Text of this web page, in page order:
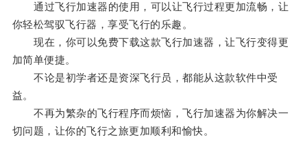
通过飞行加速器的使用，可以让飞行过程更加流畅，让
你轻松驾驭飞行器，享受飞行的乐趣。
现在，你可以免费下载这款飞行加速器，让飞行变得更
加简单便捷。
不论是初学者还是资深飞行员，都能从这款软件中受
益。
不再为繁杂的飞行程序而烦恼，飞行加速器为你解决一
切问题，让你的飞行之旅更加顺利和愉快。